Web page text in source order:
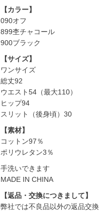
【カラー】
090オフ
899杢チャコール
900ブラック
【サイズ】
ワンサイズ
総丈92
ウエスト54（最大110）
ヒップ94
スリット（後身頃）30
【素材】
コットン97％
ポリウレタン3％
手洗いできます
MADE IN CHINA
【返品・交換につきまして】
弊社では不良品以外の返品交